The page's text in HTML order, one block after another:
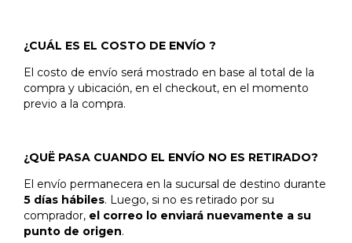
¿CUÁL ES EL COSTO DE ENVÍO ?
El costo de envío será mostrado en base al total de la
compra y ubicación, en el checkout, en el momento
previo a la compra.
¿QUË PASA CUANDO EL ENVÍO NO ES RETIRADO?
El envío permanecera en la sucursal de destino durante
5 días hábiles. Luego, si no es retirado por su
comprador, el correo lo enviará nuevamente a su
punto de origen.